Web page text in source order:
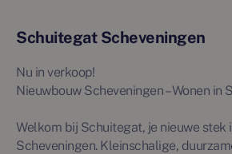
Schuitegat Scheveningen
Nu in verkoop!
Nieuwbouw Scheveningen – Wonen in
Welkom bij Schuitegat, je nieuwe stek
Scheveningen. Kleinschalige,